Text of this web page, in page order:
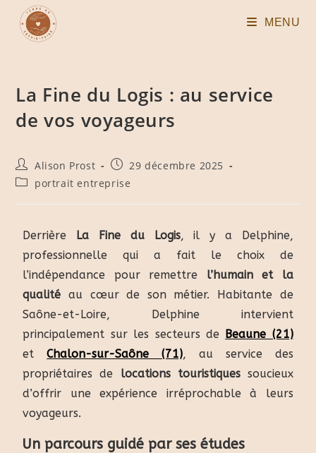
MENU
La Fine du Logis : au service
de vos voyageurs
Alison Prost
29 décembre 2025
portrait entreprise
Derrière La Fine du Logis, il y a Delphine,
professionnelle qui a fait le choix de
l’indépendance pour remettre l’humain et la
qualité au cœur de son métier. Habitante de
Saône-et-Loire, Delphine intervient
principalement sur les secteurs de Beaune (21)
etChalon-sur-Saône (71), au service des
propriétaires de locations touristiquessoucieux
d’offrir une expérience irréprochable à leurs
voyageurs.
Un parcours guidé par ses études